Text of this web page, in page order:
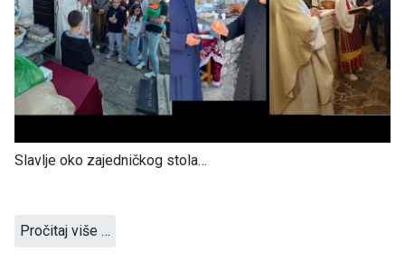
Slavlje oko zajedničkog stola…
Pročitaj više …